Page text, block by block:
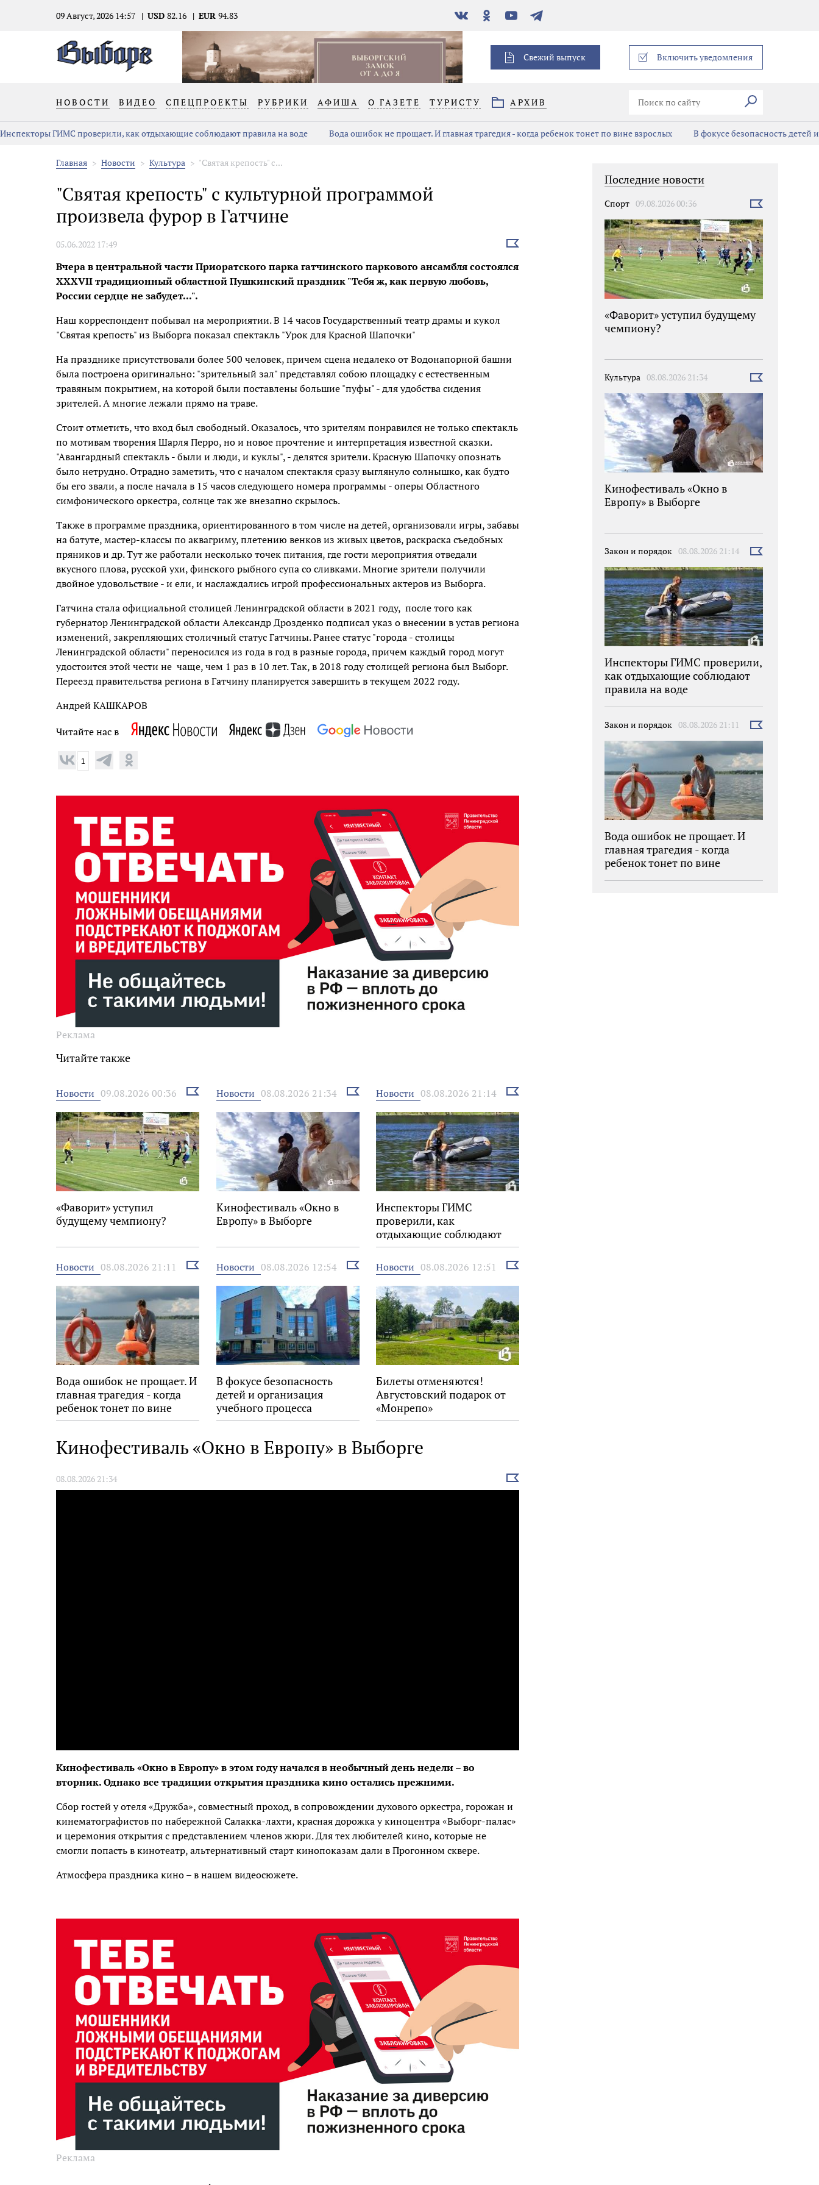
09 Август, 2026 14:57 USD 82.16 EUR 94.83
В
контакте
Одноклассники
YouTubeТелеграм
Свежий выпуск Включить уведомления
НОВОСТИ ВИДЕО СПЕЦПРОЕКТЫ РУБРИКИ АФИША О ГАЗЕТЕ ТУРИСТУ АРХИВ Искать
Инспекторы ГИМС проверили, как отдыхающие соблюдают правила на воде Вода ошибок не прощает. И главная трагедия - когда ребенок тонет по вине взрослых В фокусе безопасность детей
Главная Новости Культура "Святая крепость" с...
"Святая крепость" с культурной программой
произвела фурор в Гатчине
05.06.2022 17:49
Выбрать
Вчера в центральной части Приоратского парка гатчинского паркового ансамбля состоялся
XXXVII традиционный областной Пушкинский праздник "Тебя ж, как первую любовь,
России сердце не забудет...".
Наш корреспондент побывал на мероприятии. В 14 часов Государственный театр драмы и кукол
"Святая крепость" из Выборга показал спектакль "Урок для Красной Шапочки"
На празднике присутствовали более 500 человек, причем сцена недалеко от Водонапорной башни
была построена оригинально: "зрительный зал" представлял собою площадку с естественным
травяным покрытием, на которой были поставлены большие "пуфы" - для удобства сидения
зрителей. А многие лежали прямо на траве.
Стоит отметить, что вход был свободный. Оказалось, что зрителям понравился не только спектакль
по мотивам творения Шарля Перро, но и новое прочтение и интерпретация известной сказки.
"Авангардный спектакль - были и люди, и куклы", - делятся зрители. Красную Шапочку опознать
было нетрудно. Отрадно заметить, что с началом спектакля сразу выглянуло солнышко, как будто
бы его звали, а после начала в 15 часов следующего номера программы - оперы Областного
симфонического оркестра, солнце так же внезапно скрылось.
Также в программе праздника, ориентированного в том числе на детей, организовали игры, забавы
на батуте, мастер-классы по аквагриму, плетению венков из живых цветов, раскраска съедобных
пряников и др. Тут же работали несколько точек питания, где гости мероприятия отведали
вкусного плова, русской ухи, финского рыбного супа со сливками. Многие зрители получили
двойное удовольствие - и ели, и наслаждались игрой профессиональных актеров из Выборга.
Гатчина стала официальной столицей Ленинградской области в 2021 году, после того как
губернатор Ленинградской области Александр Дрозденко подписал указ о внесении в устав региона
изменений, закрепляющих столичный статус Гатчины. Ранее статус "города - столицы
Ленинградской области" переносился из года в год в разные города, причем каждый город могут
удостоится этой чести не чаще, чем 1 раз в 10 лет. Так, в 2018 году столицей региона был Выборг.
Переезд правительства региона в Гатчину планируется завершить в текущем 2022 году.
Андрей КАШКАРОВ
Читайте нас в
1
Реклама
Читайте также
Новости 09.08.2026 00:36
Выбрать
новость
«Фаворит» уступил
будущему чемпиону?
Новости 08.08.2026 21:34
Выбрать
новость
Кинофестиваль «Окно в
Европу» в Выборге
Новости 08.08.2026 21:14
Выбрать
Инспекторы ГИМС
проверили, как
отдыхающие соблюдают
правила на воде
Новости 08.08.2026 21:11
Выбрать
новость
Вода ошибок не прощает. И
главная трагедия - когда
ребенок тонет по вине
взрослых
Новости 08.08.2026 12:54
Выбрать
новость
В фокусе безопасность
детей и организация
учебного процесса
Новости 08.08.2026 12:51
Выбрать
Билеты отменяются!
Августовский подарок от
«Монрепо»
Кинофестиваль «Окно в Европу» в Выборге
08.08.2026 21:34
Выбрать
новость
Кинофестиваль «Окно в Европу» в этом году начался в необычный день недели – во
вторник. Однако все традиции открытия праздника кино остались прежними.
Сбор гостей у отеля «Дружба», совместный проход, в сопровождении духового оркестра, горожан и
кинематографистов по набережной Салакка-лахти, красная дорожка у киноцентра «Выборг-палас»
и церемония открытия с представлением членов жюри. Для тех любителей кино, которые не
смогли попасть в кинотеатр, альтернативный старт кинопоказам дали в Прогонном сквере.
Атмосфера праздника кино – в нашем видеосюжете.
Реклама
Последние новости
Спорт 09.08.2026 00:36
Выбрать
«Фаворит» уступил будущему
чемпиону?
Культура 08.08.2026 21:34
Выбрать
Кинофестиваль «Окно в
Европу» в Выборге
Закон и порядок 08.08.2026 21:14
Выбрать
Инспекторы ГИМС проверили,
как отдыхающие соблюдают
правила на воде
Закон и порядок 08.08.2026 21:11
Выбрать
Вода ошибок не прощает. И
главная трагедия - когда
ребенок тонет по вине